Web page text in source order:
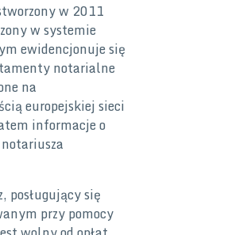
w 2011
w systemie
ewidencjonuje się
notarialne
na
europejskiej sieci
informacje o
posługujący się
przy pomocy